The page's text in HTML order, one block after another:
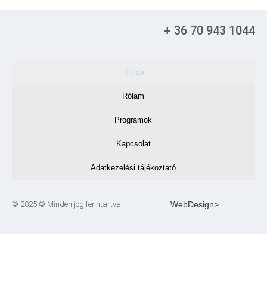
Főoldal
Rólam
Programok
Kapcsolat
Adatkezelési tájékoztató
+ 36 70 943 1044
© 2025 © Minden jog fenntartva! WebDesign>